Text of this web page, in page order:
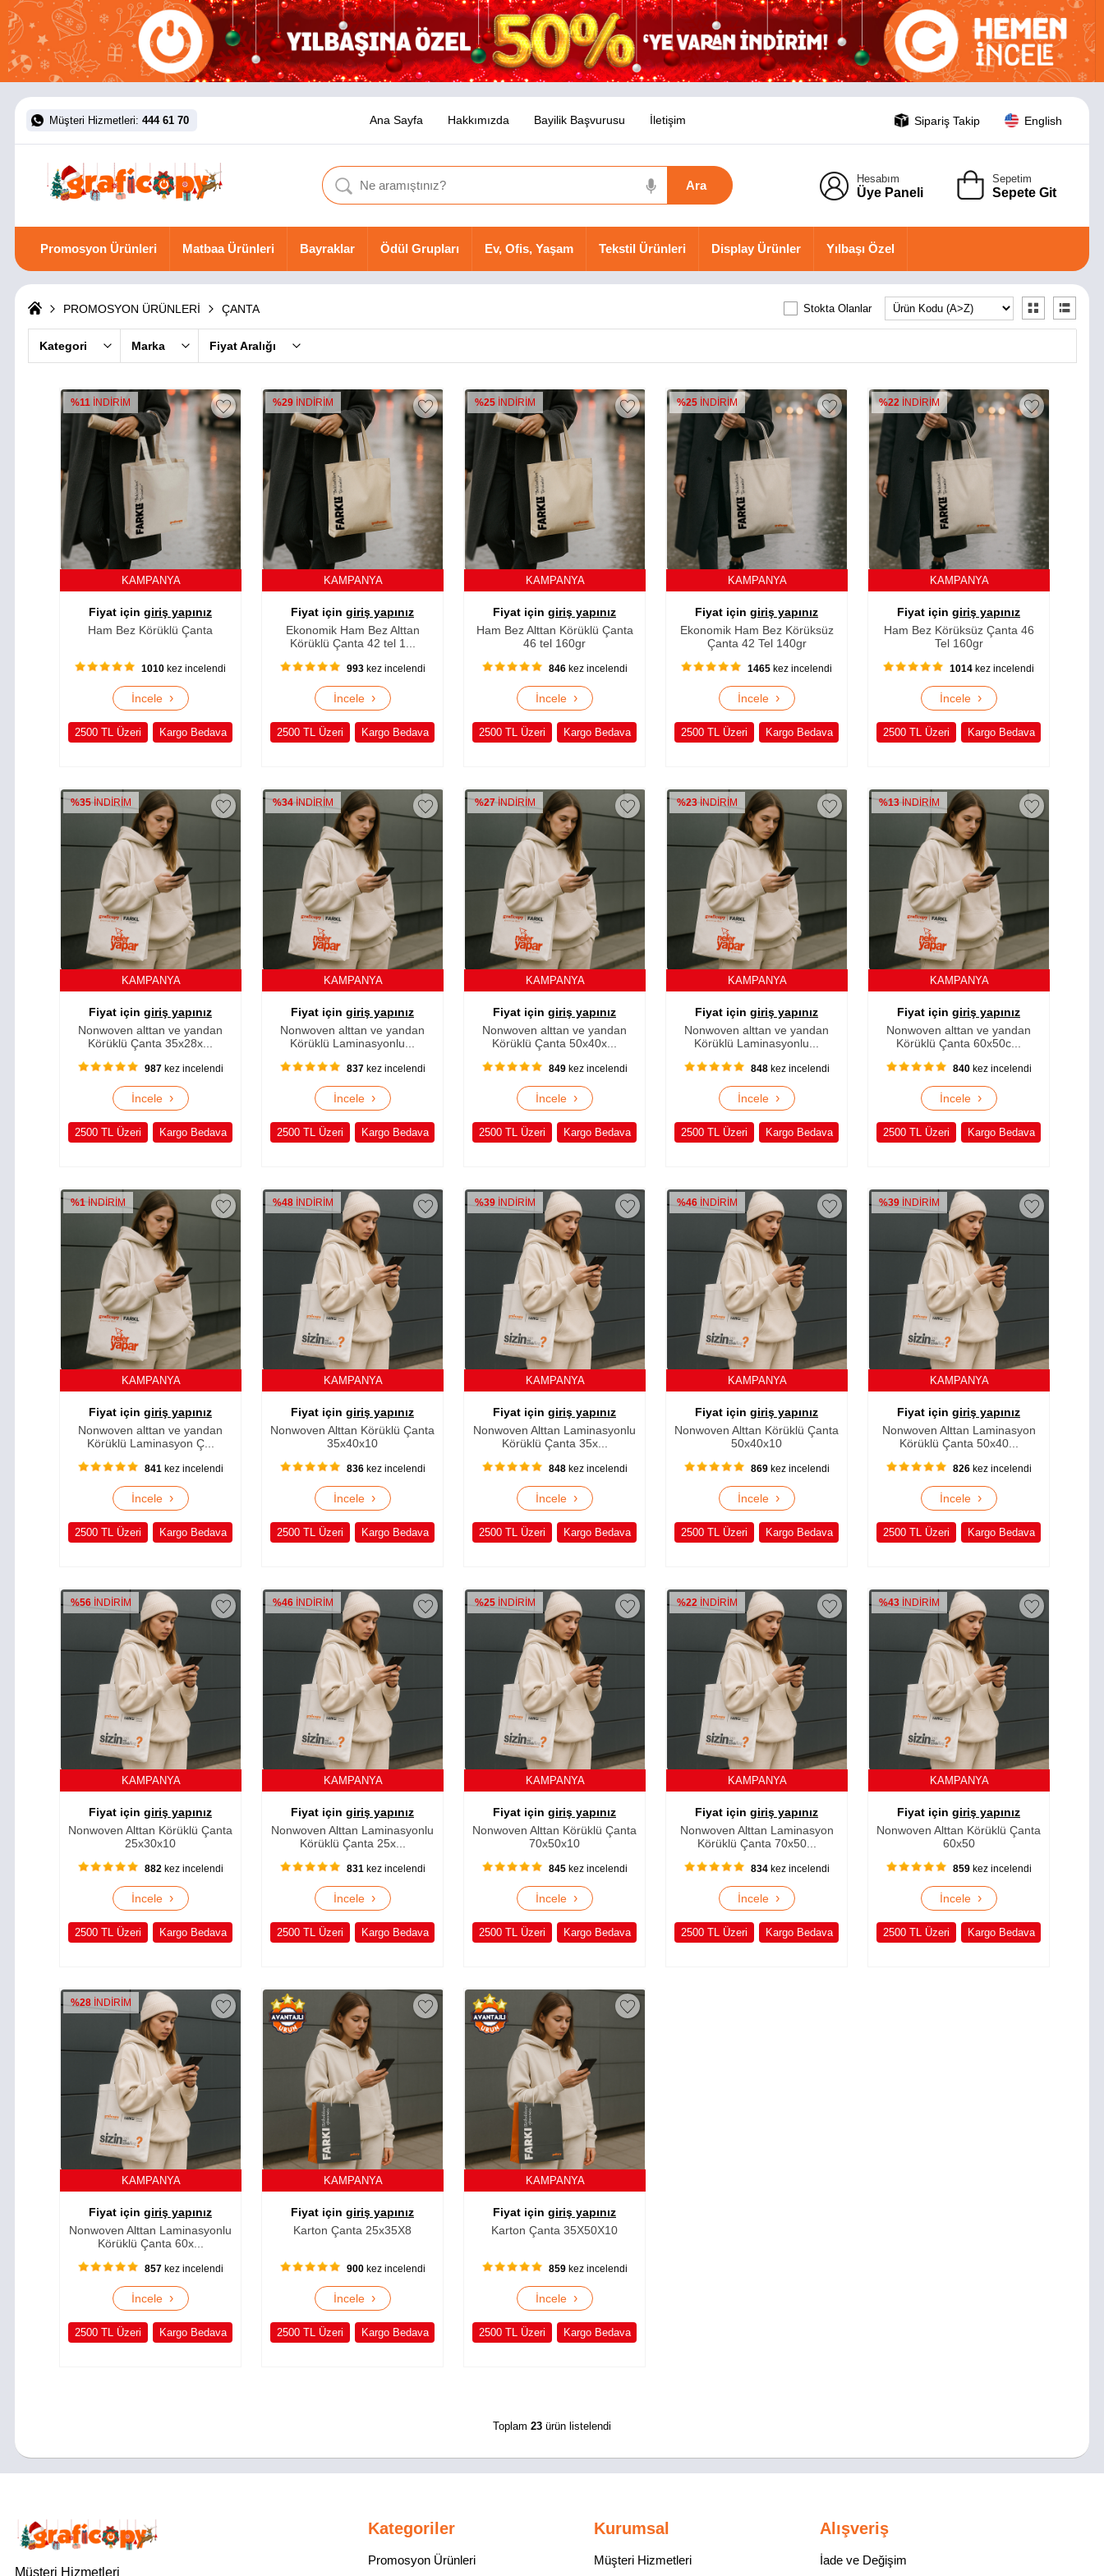
Müşteri Hizmetleri: 444 61 70 Ana Sayfa Hakkımızda Bayilik Başvurusu İletişim Sipariş Takip English
Hesabım
Üye Paneli
Sepetim
Sepete Git
Promosyon Ürünleri Matbaa Ürünleri Bayraklar Ödül Grupları Ev, Ofis, Yaşam Tekstil Ürünleri Display Ürünler Yılbaşı Özel
PROMOSYON ÜRÜNLERİ ÇANTA Stokta Olanlar
Kategori Marka Fiyat Aralığı
%11 İNDİRİM
KAMPANYA
Fiyat için giriş yapınız
Ham Bez Körüklü Çanta
1010 kez incelendi
İncele ›
2500 TL Üzeri Kargo Bedava
%29 İNDİRİM
KAMPANYA
Fiyat için giriş yapınız
Ekonomik Ham Bez Alttan
Körüklü Çanta 42 tel 1...
993kez incelendi
İncele ›
2500 TL Üzeri Kargo Bedava
%25 İNDİRİM
KAMPANYA
Fiyat için giriş yapınız
Ham Bez Alttan Körüklü Çanta
46 tel 160gr
846kez incelendi
İncele ›
2500 TL Üzeri Kargo Bedava
%25 İNDİRİM
KAMPANYA
Fiyat için giriş yapınız
Ekonomik Ham Bez Körüksüz
Çanta 42 Tel 140gr
1465 kez incelendi
İncele ›
2500 TL Üzeri Kargo Bedava
%22 İNDİRİM
KAMPANYA
Fiyat için giriş yapınız
Ham Bez Körüksüz Çanta 46
Tel 160gr
1014 kez incelendi
İncele ›
2500 TL Üzeri Kargo Bedava
%35İNDİRİM
KAMPANYA
Fiyat için giriş yapınız
Nonwoven alttan ve yandan
Körüklü Çanta 35x28x...
987kez incelendi
İncele ›
2500 TL Üzeri Kargo Bedava
%34İNDİRİM
KAMPANYA
Fiyat için giriş yapınız
Nonwoven alttan ve yandan
Körüklü Laminasyonlu...
837kez incelendi
İncele ›
2500 TL Üzeri Kargo Bedava
%27İNDİRİM
KAMPANYA
Fiyat için giriş yapınız
Nonwoven alttan ve yandan
Körüklü Çanta 50x40x...
849kez incelendi
İncele ›
2500 TL Üzeri Kargo Bedava
%23İNDİRİM
KAMPANYA
Fiyat için giriş yapınız
Nonwoven alttan ve yandan
Körüklü Laminasyonlu...
848kez incelendi
İncele ›
2500 TL Üzeri Kargo Bedava
%13İNDİRİM
KAMPANYA
Fiyat için giriş yapınız
Nonwoven alttan ve yandan
Körüklü Çanta 60x50c...
840kez incelendi
İncele ›
2500 TL Üzeri Kargo Bedava
%1İNDİRİM
KAMPANYA
Fiyat için giriş yapınız
Nonwoven alttan ve yandan
Körüklü Laminasyon Ç...
841kez incelendi
İncele ›
2500 TL Üzeri Kargo Bedava
%48 İNDİRİM
KAMPANYA
Fiyat için giriş yapınız
Nonwoven Alttan Körüklü Çanta
35x40x10
836kez incelendi
İncele ›
2500 TL Üzeri Kargo Bedava
%39 İNDİRİM
KAMPANYA
Fiyat için giriş yapınız
Nonwoven Alttan Laminasyonlu
Körüklü Çanta 35x...
848kez incelendi
İncele ›
2500 TL Üzeri Kargo Bedava
%46 İNDİRİM
KAMPANYA
Fiyat için giriş yapınız
Nonwoven Alttan Körüklü Çanta
50x40x10
869kez incelendi
İncele ›
2500 TL Üzeri Kargo Bedava
%39 İNDİRİM
KAMPANYA
Fiyat için giriş yapınız
Nonwoven Alttan Laminasyon
Körüklü Çanta 50x40...
826kez incelendi
İncele ›
2500 TL Üzeri Kargo Bedava
%56 İNDİRİM
KAMPANYA
Fiyat için giriş yapınız
Nonwoven Alttan Körüklü Çanta
25x30x10
882kez incelendi
İncele ›
2500 TL Üzeri Kargo Bedava
%46 İNDİRİM
KAMPANYA
Fiyat için giriş yapınız
Nonwoven Alttan Laminasyonlu
Körüklü Çanta 25x...
831kez incelendi
İncele ›
2500 TL Üzeri Kargo Bedava
%25 İNDİRİM
KAMPANYA
Fiyat için giriş yapınız
Nonwoven Alttan Körüklü Çanta
70x50x10
845kez incelendi
İncele ›
2500 TL Üzeri Kargo Bedava
%22 İNDİRİM
KAMPANYA
Fiyat için giriş yapınız
Nonwoven Alttan Laminasyon
Körüklü Çanta 70x50...
834kez incelendi
İncele ›
2500 TL Üzeri Kargo Bedava
%43 İNDİRİM
KAMPANYA
Fiyat için giriş yapınız
Nonwoven Alttan Körüklü Çanta
60x50
859kez incelendi
İncele ›
2500 TL Üzeri Kargo Bedava
%28 İNDİRİM
KAMPANYA
Fiyat için giriş yapınız
Nonwoven Alttan Laminasyonlu
Körüklü Çanta 60x...
857kez incelendi
İncele ›
2500 TL Üzeri Kargo Bedava
KAMPANYA
Fiyat için giriş yapınız
Karton Çanta 25x35X8
900kez incelendi
İncele ›
2500 TL Üzeri Kargo Bedava
KAMPANYA
Fiyat için giriş yapınız
Karton Çanta 35X50X10
859kez incelendi
İncele ›
2500 TL Üzeri Kargo Bedava
Toplam 23 ürün listelendi
Müşteri Hizmetleri
Kategoriler Kurumsal Alışveriş
Promosyon Ürünleri Müşteri Hizmetleri İade ve Değişim